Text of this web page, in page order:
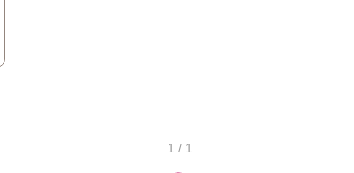
1 / 1